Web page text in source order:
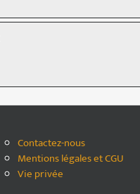
Contactez-nous
Mentions légales et CGU
Vie privée